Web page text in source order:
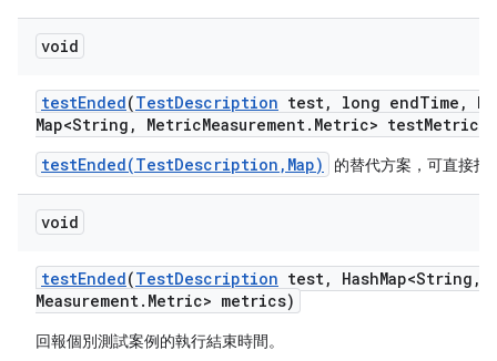
void
testEnded(TestDescription test, long endTime ,
Map<String , MetricMeasurement. Metric> testMetrics)
testEnded(TestDescription,Map)
的替代方案，可直接指
void
testEnded(TestDescription test, HashMap<String ,
Measurement. Metric> metrics)
回報個別測試案例的執行結束時間。